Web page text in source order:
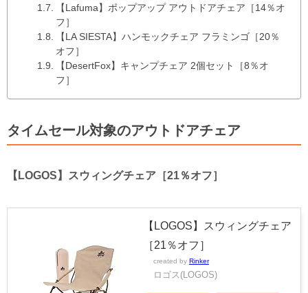
【Lafuma】ポップアップ アウトドアチェア［14％オ
フ］
【LA SIESTA】ハンモックチェア フラミンゴ［20％
オフ］
【DesertFox】キャンプチェア 2個セット［8％オ
フ］
タイムセール対象のアウトドアチェア
【LOGOS】スウィングチェア［21％オフ］
【LOGOS】スウィングチェア
［21％オフ］
created by Rinker
ロゴス(LOGOS)